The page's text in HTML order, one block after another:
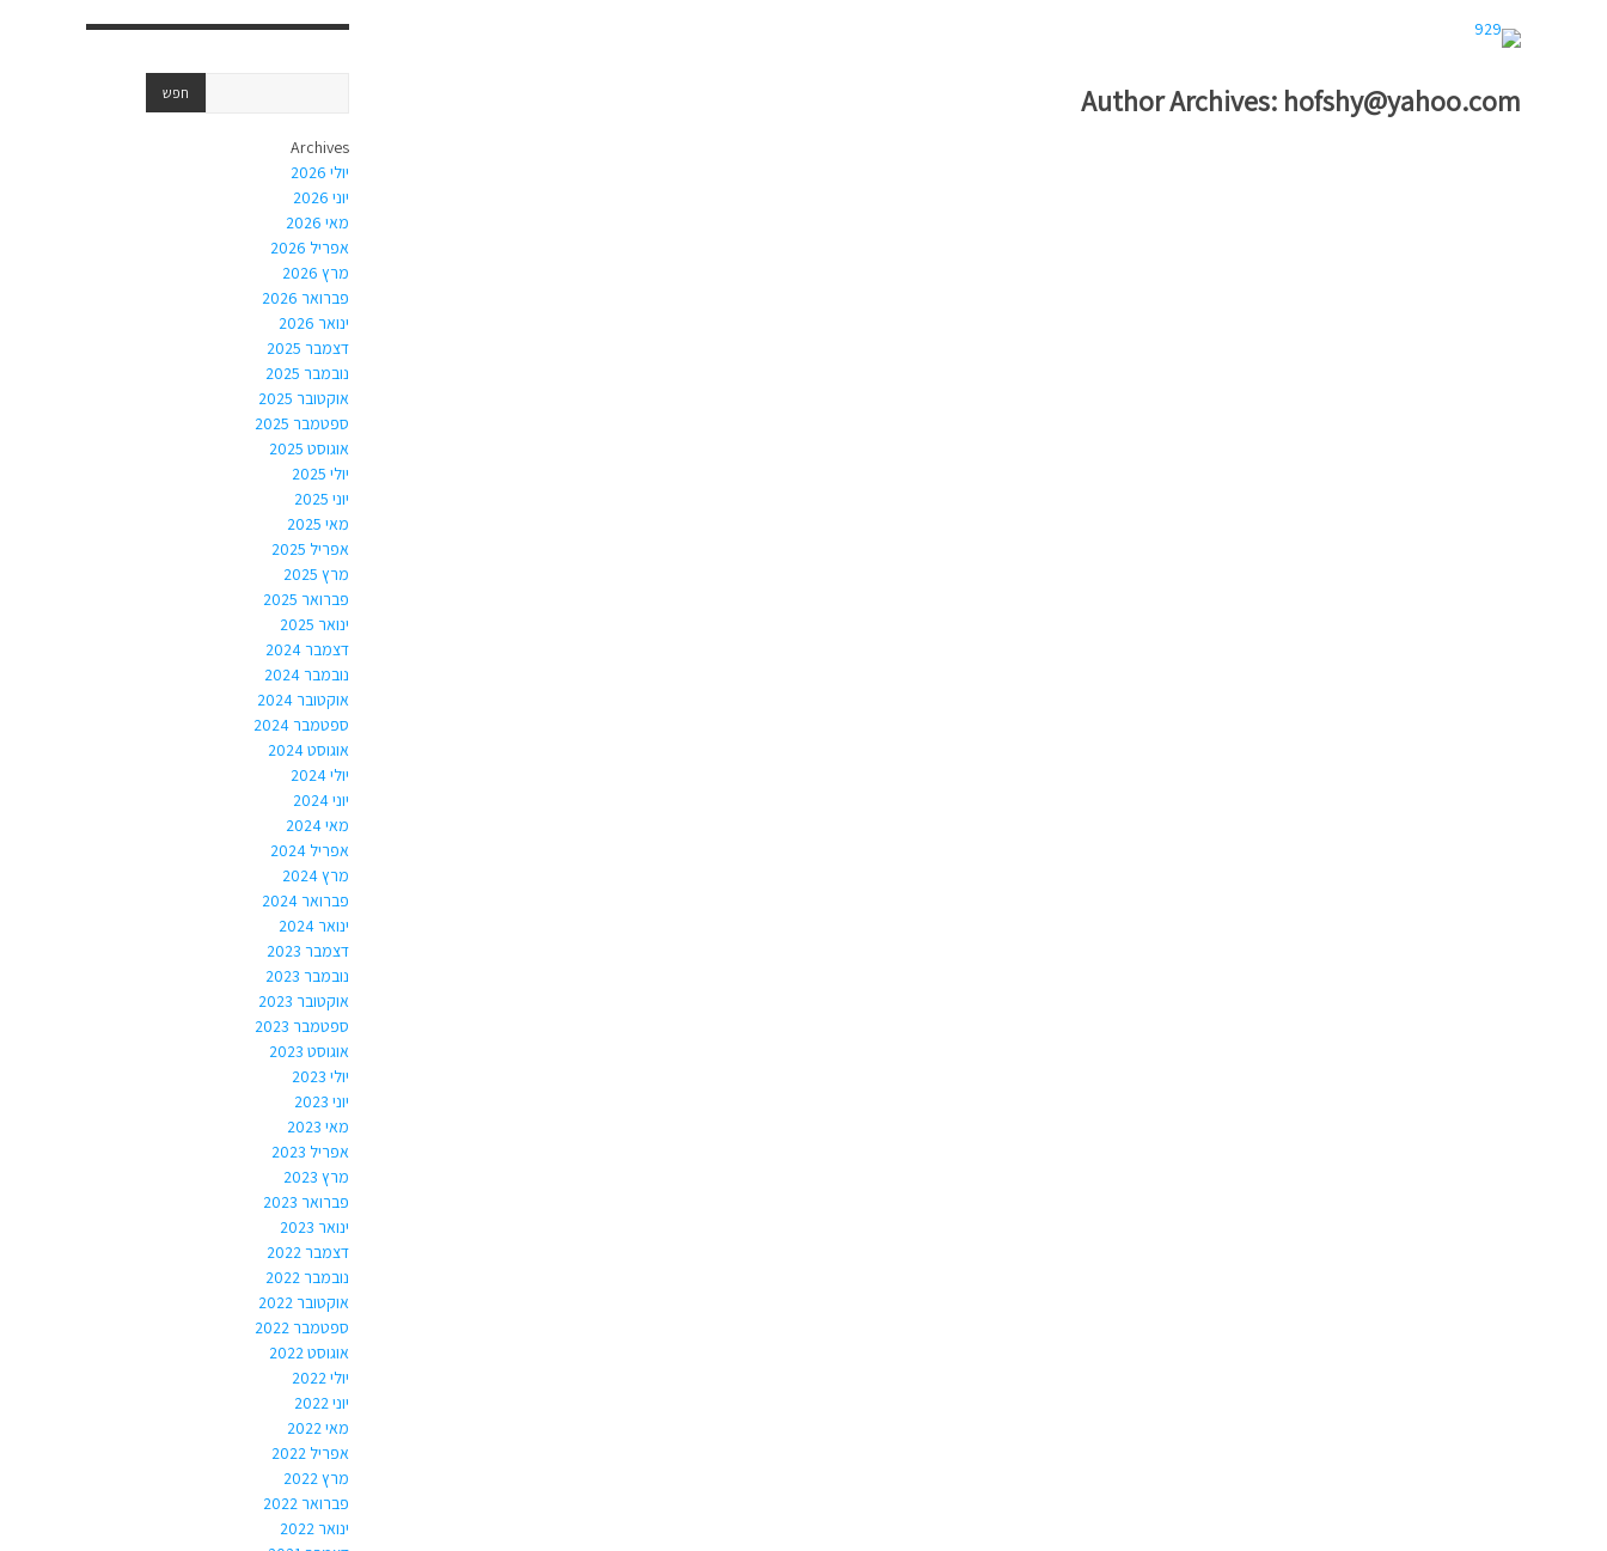
Author Archives: hofshy@yahoo.com
Archives
יולי 2026
יוני 2026
מאי 2026
אפריל 2026
מרץ 2026
פברואר 2026
ינואר 2026
דצמבר 2025
נובמבר 2025
אוקטובר 2025
ספטמבר 2025
אוגוסט 2025
יולי 2025
יוני 2025
מאי 2025
אפריל 2025
מרץ 2025
פברואר 2025
ינואר 2025
דצמבר 2024
נובמבר 2024
אוקטובר 2024
ספטמבר 2024
אוגוסט 2024
יולי 2024
יוני 2024
מאי 2024
אפריל 2024
מרץ 2024
פברואר 2024
ינואר 2024
דצמבר 2023
נובמבר 2023
אוקטובר 2023
ספטמבר 2023
אוגוסט 2023
יולי 2023
יוני 2023
מאי 2023
אפריל 2023
מרץ 2023
פברואר 2023
ינואר 2023
דצמבר 2022
נובמבר 2022
אוקטובר 2022
ספטמבר 2022
אוגוסט 2022
יולי 2022
יוני 2022
מאי 2022
אפריל 2022
מרץ 2022
פברואר 2022
ינואר 2022